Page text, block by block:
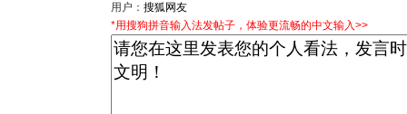
用户：
*用搜狗拼音输入法发帖子，体验更流畅的中文输入>>